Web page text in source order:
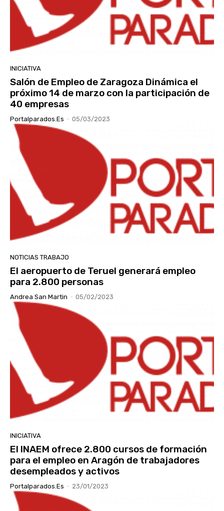
INICIATIVA
Salón de Empleo de Zaragoza Dinámica el
próximo 14 de marzo con la participación de
40 empresas
Portalparados.es - 05/03/2023
NOTICIAS TRABAJO
El aeropuerto de Teruel generará empleo
para 2.800 personas
Andrea San Martin - 05/02/2023
INICIATIVA
El INAEM ofrece 2.800 cursos de formación
para el empleo en Aragón de trabajadores
desempleados y activos
Portalparados.es - 23/01/2023